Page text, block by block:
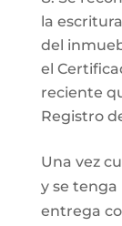
la
del
el
reciente
Registro
Una vez
y se
entrega